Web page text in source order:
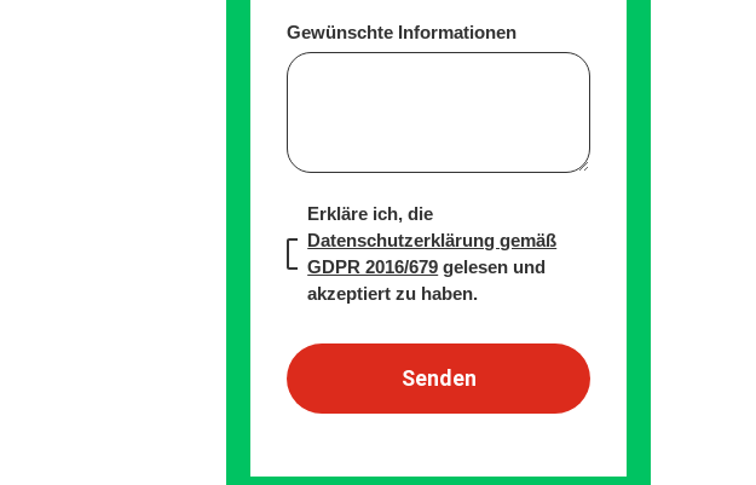
Gewünschte Informationen
Erkläre ich, die
Datenschutzerklärung gemäß
GDPR 2016/679 gelesen und
akzeptiert zu haben.